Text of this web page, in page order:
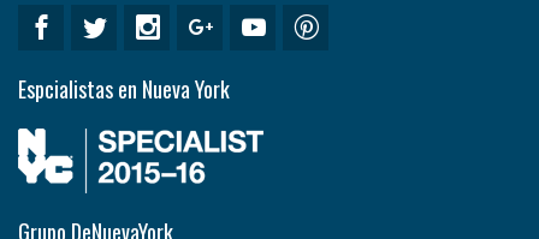
Espcialistas en Nueva York
Grupo DeNuevaYork